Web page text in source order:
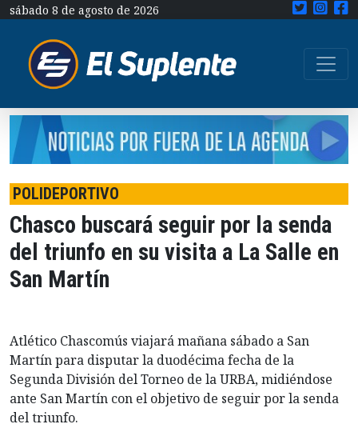
sábado 8 de agosto de 2026
POLIDEPORTIVO
Chasco buscará seguir por la senda
del triunfo en su visita a La Salle en
San Martín
Atlético Chascomús viajará mañana sábado a San
Martín para disputar la duodécima fecha de la
Segunda División del Torneo de la URBA, midiéndose
ante San Martín con el objetivo de seguir por la senda
del triunfo.